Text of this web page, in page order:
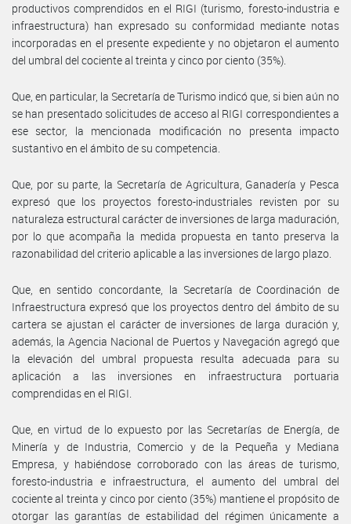
productivos comprendidos en el RIGI (turismo, foresto-industria e
infraestructura) han expresado su conformidad mediante notas
incorporadas en el presente expediente y no objetaron el aumento
del umbral del cociente al treinta y cinco por ciento (35%).
Que, en particular, la Secretaría de Turismo indicó que, si bien aún no
se han presentado solicitudes de acceso al RIGI correspondientes a
ese sector, la mencionada modificación no presenta impacto
sustantivo en el ámbito de su competencia.
Que, por su parte, la Secretaría de Agricultura, Ganadería y Pesca
expresó que los proyectos foresto-industriales revisten por su
naturaleza estructural carácter de inversiones de larga maduración,
por lo que acompaña la medida propuesta en tanto preserva la
razonabilidad del criterio aplicable a las inversiones de largo plazo.
Que, en sentido concordante, la Secretaría de Coordinación de
Infraestructura expresó que los proyectos dentro del ámbito de su
cartera se ajustan el carácter de inversiones de larga duración y,
además, la Agencia Nacional de Puertos y Navegación agregó que
la elevación del umbral propuesta resulta adecuada para su
aplicación a las inversiones en infraestructura portuaria
comprendidas en el RIGI.
Que, en virtud de lo expuesto por las Secretarías de Energía, de
Minería y de Industria, Comercio y de la Pequeña y Mediana
Empresa, y habiéndose corroborado con las áreas de turismo,
foresto-industria e infraestructura, el aumento del umbral del
cociente al treinta y cinco por ciento (35%) mantiene el propósito de
otorgar las garantías de estabilidad del régimen únicamente a